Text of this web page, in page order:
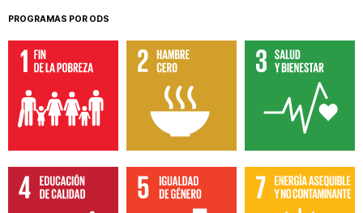
PROGRAMAS POR ODS